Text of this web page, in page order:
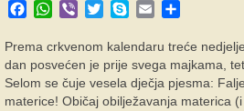
Facebook
WhatsApp
Viber TwitterSkypeEmail
Prema crkvenom kalendaru treće
dan posvećen je prije svega majkama,
Selom se čuje vesela dječja pjesma:
materice! Običaj obilježavanja materica